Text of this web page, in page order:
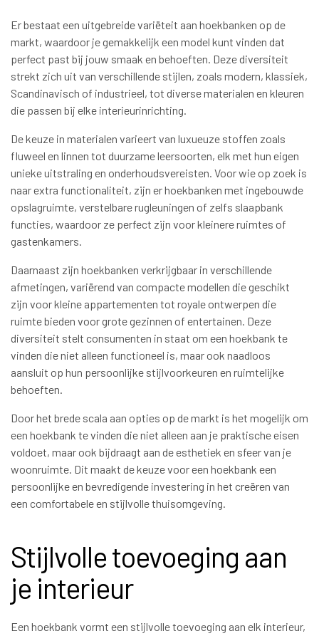
Er bestaat een uitgebreide variëteit aan hoekbanken op de
markt, waardoor je gemakkelijk een model kunt vinden dat
perfect past bij jouw smaak en behoeften. Deze diversiteit
strekt zich uit van verschillende stijlen, zoals modern, klassiek,
Scandinavisch of industrieel, tot diverse materialen en kleuren
die passen bij elke interieurinrichting.
De keuze in materialen varieert van luxueuze stoffen zoals
fluweel en linnen tot duurzame leersoorten, elk met hun eigen
unieke uitstraling en onderhoudsvereisten. Voor wie op zoek is
naar extra functionaliteit, zijn er hoekbanken met ingebouwde
opslagruimte, verstelbare rugleuningen of zelfs slaapbank
functies, waardoor ze perfect zijn voor kleinere ruimtes of
gastenkamers.
Daarnaast zijn hoekbanken verkrijgbaar in verschillende
afmetingen, variërend van compacte modellen die geschikt
zijn voor kleine appartementen tot royale ontwerpen die
ruimte bieden voor grote gezinnen of entertainen. Deze
diversiteit stelt consumenten in staat om een hoekbank te
vinden die niet alleen functioneel is, maar ook naadloos
aansluit op hun persoonlijke stijlvoorkeuren en ruimtelijke
behoeften.
Door het brede scala aan opties op de markt is het mogelijk om
een hoekbank te vinden die niet alleen aan je praktische eisen
voldoet, maar ook bijdraagt aan de esthetiek en sfeer van je
woonruimte. Dit maakt de keuze voor een hoekbank een
persoonlijke en bevredigende investering in het creëren van
een comfortabele en stijlvolle thuisomgeving.
Stijlvolle toevoeging aan
je interieur
Een hoekbank vormt een stijlvolle toevoeging aan elk interieur,